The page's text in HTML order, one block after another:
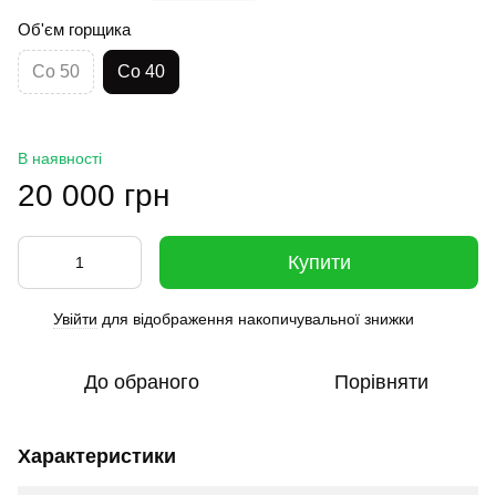
Об'єм горщика
Co 50 Co 40
В наявності
20 000 грн
Купити
Увійти для відображення накопичувальної знижки
До обраного Порівняти
Характеристики